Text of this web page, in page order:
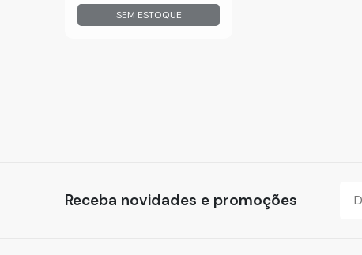
SEM ESTOQUE
Receba novidades e promoções